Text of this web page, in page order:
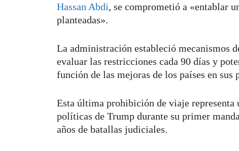
Hassan Abdi, se comprometió a «entablar
planteadas».
La administración estableció mecanismos
evaluar las restricciones cada 90 días y
función de las mejoras de los países en
Esta última prohibición de viaje representa
políticas de Trump durante su primer
años de batallas judiciales.